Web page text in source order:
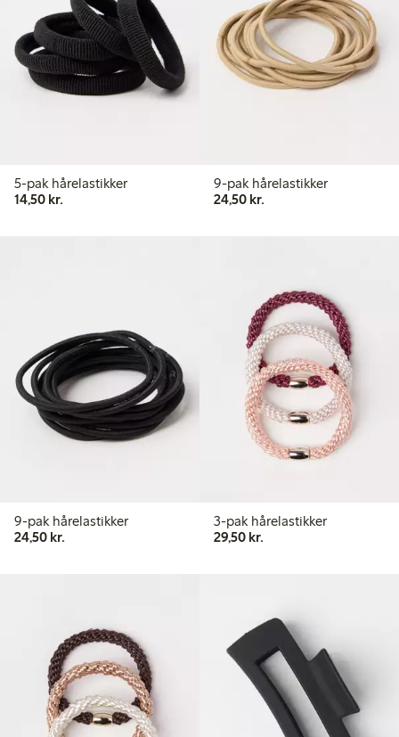
5-pak hårelastikker
14,50 kr.
9-pak hårelastikker
24,50 kr.24,50 kr.
9-pak hårelastikker
24,50 kr.
3-pak hårelastikker
29,50 kr.29,50 kr.